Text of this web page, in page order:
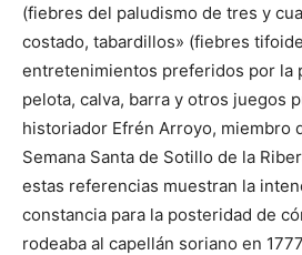
(fiebres del paludismo de tres y
costado, tabardillos» (fiebres
entretenimientos preferidos por la
pelota, calva, barra y otros juegos
historiador Efrén Arroyo, miembro
Semana Santa de Sotillo de la
estas referencias muestran la
constancia para la posteridad de
rodeaba al capellán soriano en